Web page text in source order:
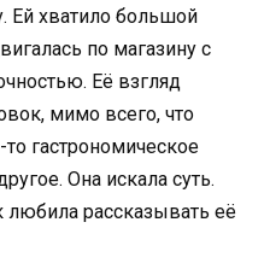
Ей хватило большой
по магазину с
Её взгляд
мимо всего, что
гастрономическое
Она искала суть.
любила рассказывать её